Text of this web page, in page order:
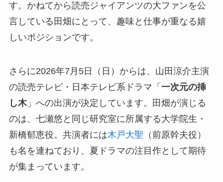
す。かねてから読売ジャイアンツの大ファンを公
言している田畑にとって、趣味と仕事が重なる嬉
しいポジションです。
さらに2026年7月5日（日）からは、山田涼介主演
の読売テレビ・日本テレビ系ドラマ「 一次元の挿
し木」への出演が決定しています。田畑が演じる
のは、七瀬悠と同じ研究室に所属する大学院生・
新橋郁恵役。共演者には木戸大聖 （前原幹夫役）
も名を連ねており、夏ドラマの注目作として期待
が集まっています。